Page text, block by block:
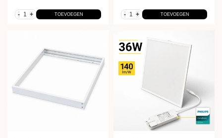
4000K
- + TOEVOEGEN
4000K
- + TOEVOEGEN